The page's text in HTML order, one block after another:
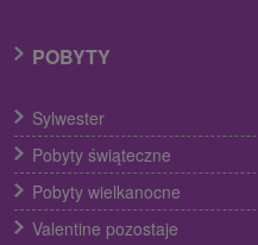
POBYTY
Sylwester
Pobyty świąteczne
Pobyty wielkanocne
Valentine pozostaje